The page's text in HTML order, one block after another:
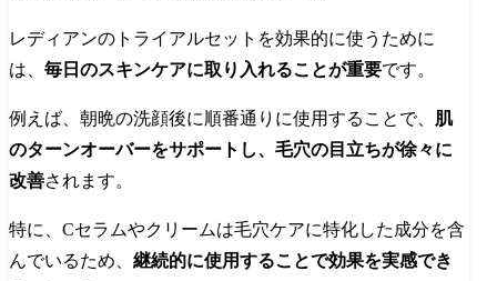
レディアンのトライアルセットを効果的に使うために
は、 毎日のスキンケアに取り入れることが重要です。
例えば、朝晩の洗顔後に順番通りに使用することで、 肌
のターンオーバーをサポートし、毛穴の目立ちが徐々に
改善されます。
特に、Cセラムやクリームは毛穴ケアに特化した成分を含
んでいるため、 継続的に使用することで効果を実感でき